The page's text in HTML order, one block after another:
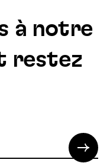
à notre
restez